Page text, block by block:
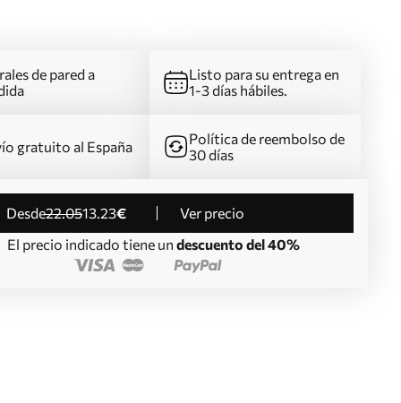
de pared a
Listo para su entrega en
1-3 días hábiles.
gratuito al España
Política de reembolso de
30 días
desde22.0513.23€
Ver precio
El precio indicado tiene un descuento del 40%